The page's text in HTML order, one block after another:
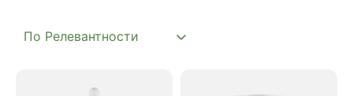
Complex